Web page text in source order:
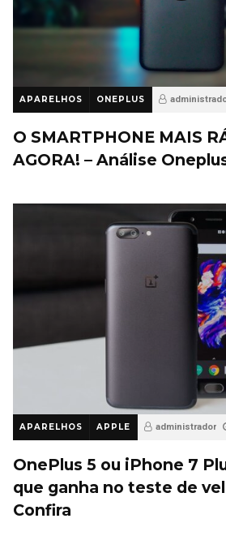
APARELHOS ONEPLUS
O SMARTPHONE MAIS
AGORA! – Análise
APARELHOS APPLE administrador
OnePlus 5 ou iPhone 7
que ganha no teste de
Confira